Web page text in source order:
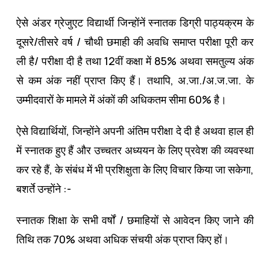
ऐसे अंडर ग्रेजुएट विद्यार्थी जिन्‍होंनें स्‍नातक डिग्री पाठ्यक्रम के
दूसरे/तीसरे वर्ष / चौथी छमाही की अवधि समाप्‍त परीक्षा पूरी कर
ली है/ परीक्षा दी है तथा 12वीं कक्षा में 85% अथवा समतुल्‍य अंक
से कम अंक नहीं प्राप्‍त किए हैं। तथापि, अ.जा./अ.ज.जा. के
उम्‍मीदवारों के मामले में अंकों की अधिकतम सीमा 60% है।
ऐसे विद्यार्थियों, जिन्‍होंने अपनी अंतिम परीक्षा दे दी है अथवा हाल ही
में स्‍नातक हुए हैं और उच्‍चतर अध्‍ययन के लिए प्रवेश की व्‍यवस्‍था
कर रहे हैं, के संबंध में भी प्रशिक्षुता के लिए विचार किया जा सकेगा,
बशर्ते उन्‍होंने :-
स्‍नातक शिक्षा के सभी वर्षों / छमाहियों से आवेदन किए जाने की
तिथि तक 70% अथवा अधिक संचयी अंक प्राप्‍त किए हों।